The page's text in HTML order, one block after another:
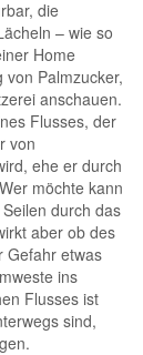
die
– wie so
Home
Palmzucker,
anschauen.
Flusses, der
von
ehe er durch
möchte kann
durch das
aber ob des
Gefahr etwas
ins
Flusses ist
sind,